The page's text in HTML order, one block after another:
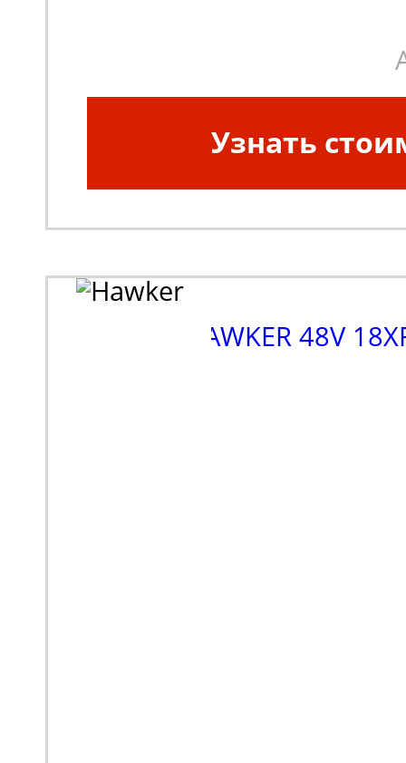
Узнать